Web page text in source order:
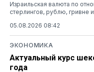
Израильская валюта по
стерлингов, рублю, гривне
05.08.2026 08:42
ЭКОНОМИКА
Актуальный курс
года